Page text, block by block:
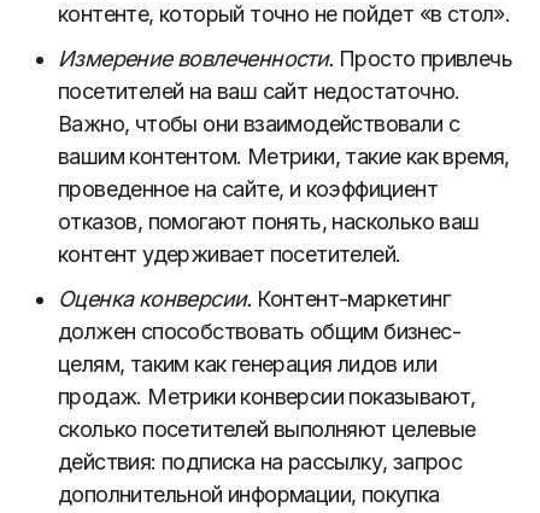
контенте, который точно не пойдет «в стол».
Измерение вовлеченности. Просто привлечь
посетителей на ваш сайт недостаточно.
Важно, чтобы они взаимодействовали с
вашим контентом. Метрики, такие как время,
проведенное на сайте, и коэффициент
отказов, помогают понять, насколько ваш
контент удерживает посетителей.
Оценка конверсии. Контент-маркетинг
должен способствовать общим бизнес-
целям, таким как генерация лидов или
продаж. Метрики конверсии показывают,
сколько посетителей выполняют целевые
действия: подписка на рассылку, запрос
дополнительной информации, покупка